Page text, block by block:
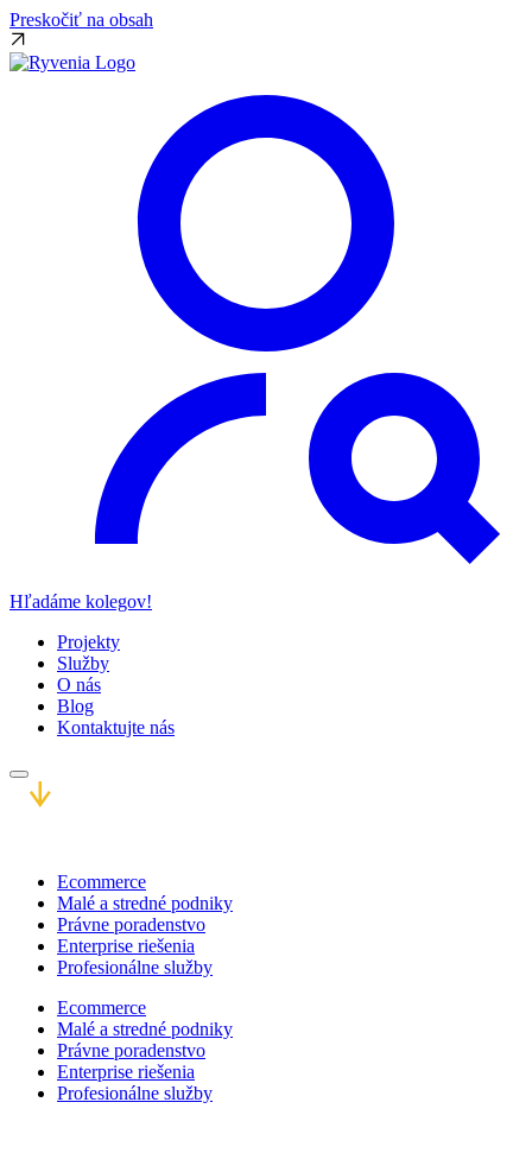
Preskočiť na obsah
Hľadáme kolegov!
Projekty
Služby
O nás
Blog
Kontaktujte nás
Ecommerce
Malé a stredné podniky
Právne poradenstvo
Enterprise riešenia
Profesionálne služby
Ecommerce
Malé a stredné podniky
Právne poradenstvo
Enterprise riešenia
Profesionálne služby